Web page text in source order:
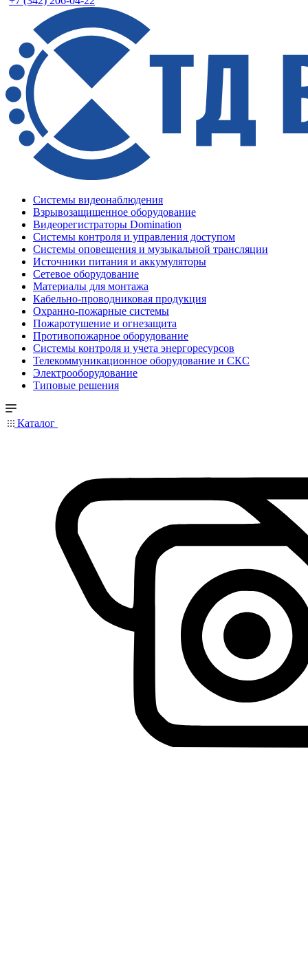
Системы видеонаблюдения
Взрывозащищенное оборудование
Видеорегистраторы Domination
Системы контроля и управления доступом
Системы оповещения и музыкальной трансляции
Источники питания и аккумуляторы
Сетевое оборудование
Материалы для монтажа
Кабельно-проводниковая продукция
Охранно-пожарные системы
Пожаротушение и огнезащита
Противопожарное оборудование
Системы контроля и учета энергоресурсов
Телекоммуникационное оборудование и СКС
Электрооборудование
Типовые решения
Каталог